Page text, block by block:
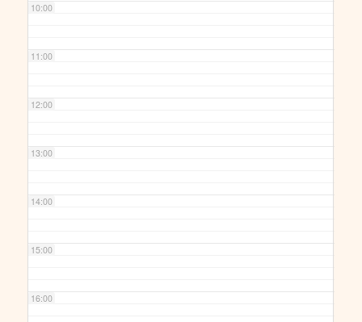
10:00
11:00
12:00
13:00
14:00
15:00
16:00